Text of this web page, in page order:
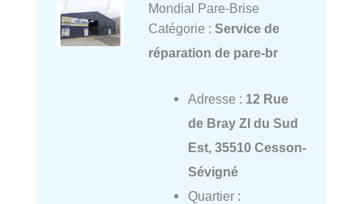
Mondial Pare-Brise
Catégorie : Service de
réparation de pare-br
Adresse : 12 Rue
de Bray ZI du Sud
Est, 35510 Cesson-
Sévigné
Quartier :